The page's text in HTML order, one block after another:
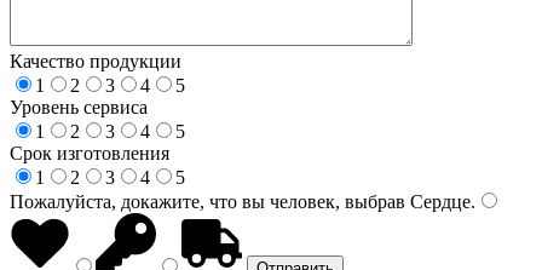
Качество продукции
1
2 3 4
5
Уровень сервиса
1
2 3 4
5
Срок изготовления
1
2 3 4
5
Пожалуйста, докажите, что вы человек, выбрав Сердце.